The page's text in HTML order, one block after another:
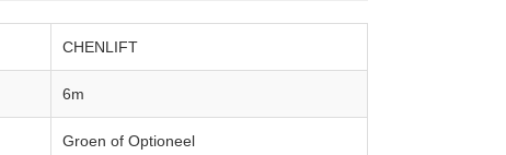
CHENLIFT
6m
Groen of Optioneel